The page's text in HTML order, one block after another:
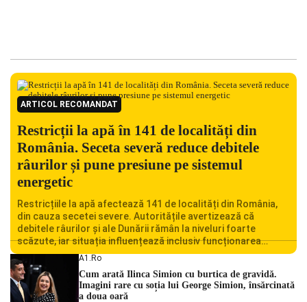
ARTICOL RECOMANDAT
Restricții la apă în 141 de localități din
România. Seceta severă reduce debitele
râurilor și pune presiune pe sistemul
energetic
Restricțiile la apă afectează 141 de localități din România,
din cauza secetei severe. Autoritățile avertizează că
debitele râurilor și ale Dunării rămân la niveluri foarte
scăzute, iar situația influențează inclusiv funcționarea
Centralei Nucleare de la Cernavodă. România se confruntă
cu una dintre cele mai dificile perioade din punct de vedere
hidrologic din ultimii ani. Lipsa […]
A1.ro
Cum arată Ilinca Simion cu burtica de gravidă.
Imagini rare cu soția lui George Simion, însărcinată
a doua oară